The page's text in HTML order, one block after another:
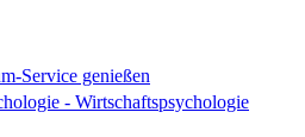
Service genießen
- Wirtschaftspsychologie